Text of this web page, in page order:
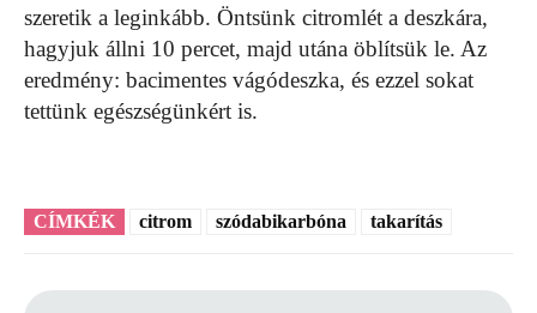
szeretik a leginkább. Öntsünk citromlét a deszkára,
hagyjuk állni 10 percet, majd utána öblítsük le. Az
eredmény: bacimentes vágódeszka, és ezzel sokat
tettünk egészségünkért is.
CÍMKÉK citrom szódabikarbóna takarítás